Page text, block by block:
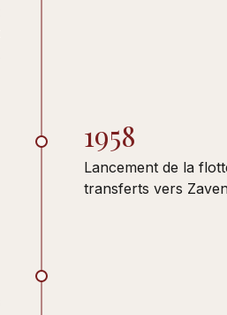
1958
Lancement de la
transferts vers